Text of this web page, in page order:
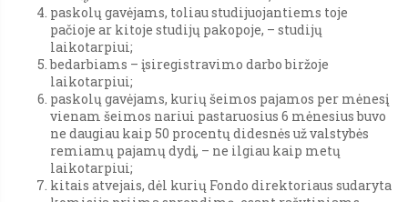
paskolų gavėjams, toliau studijuojantiems toje
pačioje ar kitoje studijų pakopoje, – studijų
laikotarpiui;
bedarbiams – įsiregistravimo darbo biržoje
laikotarpiui;
paskolų gavėjams, kurių šeimos pajamos per mėnesį
vienam šeimos nariui pastaruosius 6 mėnesius buvo
ne daugiau kaip 50 procentų didesnės už valstybės
remiamų pajamų dydį, – ne ilgiau kaip metų
laikotarpiui;
kitais atvejais, dėl kurių Fondo direktoriaus sudaryta